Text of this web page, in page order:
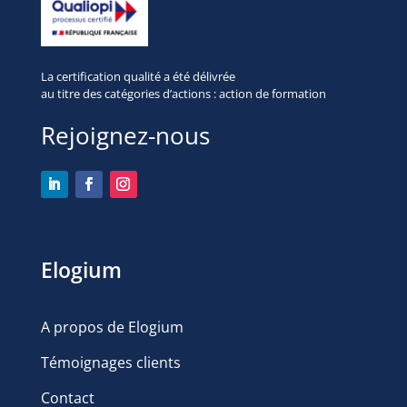
Qualité et certification
La certification qualité a été délivrée
au titre des catégories d’actions : action de formation
Elogium